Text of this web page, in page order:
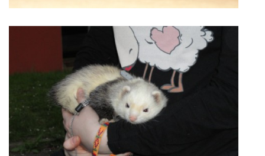
JAK NÁM POMOCI - POMÁHAJÍ NÁM :-)
Fretky Boleslav, z.s.
Trnová 15
294 25 Katusice
602 692 130